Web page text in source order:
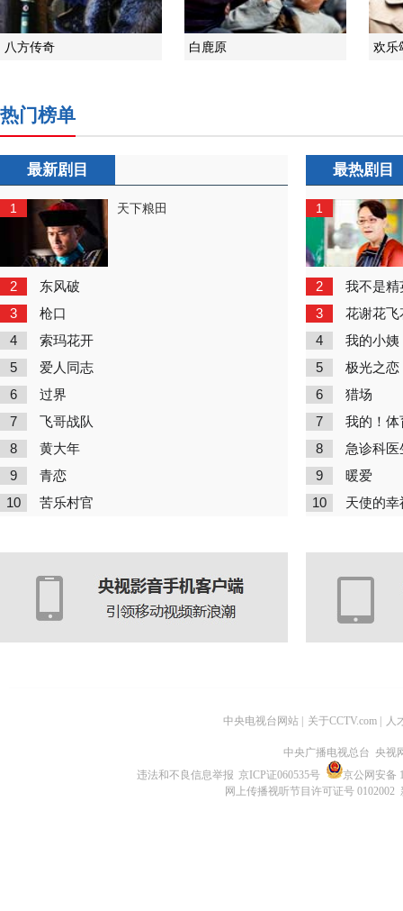
八方传奇 白鹿原 欢乐
热门榜单
最新剧目
1 天下粮田
2 东风破
3 枪口
4 索玛花开
5 爱人同志
6 过界
7 飞哥战队
8 黄大年
9 青恋
10 苦乐村官
最热剧目
1
2 我不是精
3 花谢花飞
4 我的小姨
5 极光之恋
6 猎场
7 我的！体
8 急诊科医
9 暖爱
10 天使的幸
中央电视台网站 关于CCTV.com 人
中央广播电视总台 央视
违法和不良信息举报 京ICP证060535号
京公网安备
网上传播视听节目许可证号 0102002